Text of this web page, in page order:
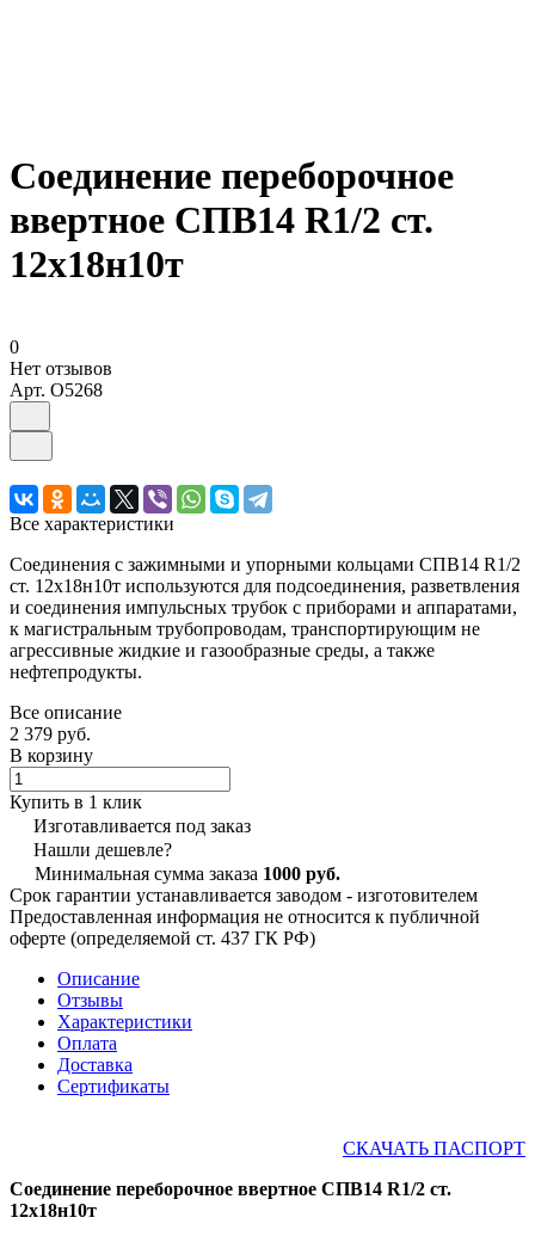
Соединение переборочное
ввертное СПВ14 R1/2 ст.
12х18н10т
0
Нет отзывов
Арт. O5268
Все характеристики
Соединения с зажимными и упорными кольцами СПВ14 R1/2
ст. 12х18н10т используются для подсоединения, разветвления
и соединения импульсных трубок с приборами и аппаратами,
к магистральным трубопроводам, транспортирующим не
агрессивные жидкие и газообразные среды, а также
нефтепродукты.
Все описание
2 379 руб.
В корзину
Купить в 1 клик
Изготавливается под заказ
Нашли дешевле?
Минимальная сумма заказа 1000 руб.
Срок гарантии устанавливается заводом - изготовителем
Предоставленная информация не относится к публичной
оферте (определяемой ст. 437 ГК РФ)
Описание
Отзывы
Характеристики
Оплата
Доставка
Сертификаты
СКАЧАТЬ ПАСПОРТ
Соединение переборочное ввертное СПВ14 R1/2 ст.
12х18н10т